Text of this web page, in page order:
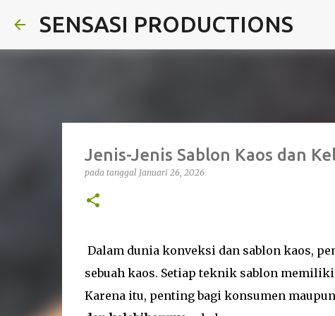
SENSASI PRODUCTIONS
Jenis-Jenis Sablon Kaos dan
pada tanggal Januari 26, 2026
Dalam dunia konveksi dan sablon kaos,
sebuah kaos. Setiap teknik sablon
Karena itu, penting bagi konsumen